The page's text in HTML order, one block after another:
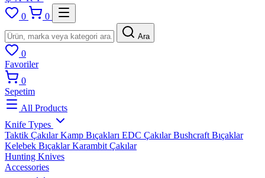
0
0
Ara
0
Favoriler
0
Sepetim
All Products
Knife Types
Taktik ÇakılarKamp Bıçakları EDC ÇakılarBushcraft Bıçaklar
Kelebek BıçaklarKarambit Çakılar
Hunting Knives
Accessories